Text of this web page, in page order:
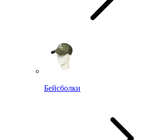
Бейсболки